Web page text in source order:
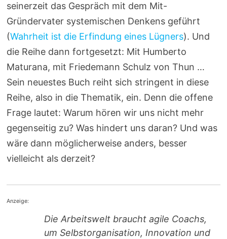
seinerzeit das Gespräch mit dem Mit-
Gründervater systemischen Denkens geführt
(Wahrheit ist die Erfindung eines Lügners). Und
die Reihe dann fortgesetzt: Mit Humberto
Maturana, mit Friedemann Schulz von Thun …
Sein neuestes Buch reiht sich stringent in diese
Reihe, also in die Thematik, ein. Denn die offene
Frage lautet: Warum hören wir uns nicht mehr
gegenseitig zu? Was hindert uns daran? Und was
wäre dann möglicherweise anders, besser
vielleicht als derzeit?
Anzeige:
Die Arbeitswelt braucht agile Coachs,
um Selbstorganisation, Innovation und